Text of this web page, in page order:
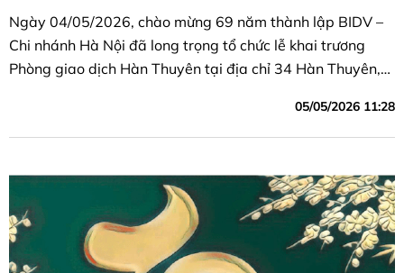
Ngày 04/05/2026, chào mừng 69 năm thành lập BIDV –
Chi nhánh Hà Nội đã long trọng tổ chức lễ khai trương
Phòng giao dịch Hàn Thuyên tại địa chỉ 34 Hàn Thuyên,
05/05/2026 11:28